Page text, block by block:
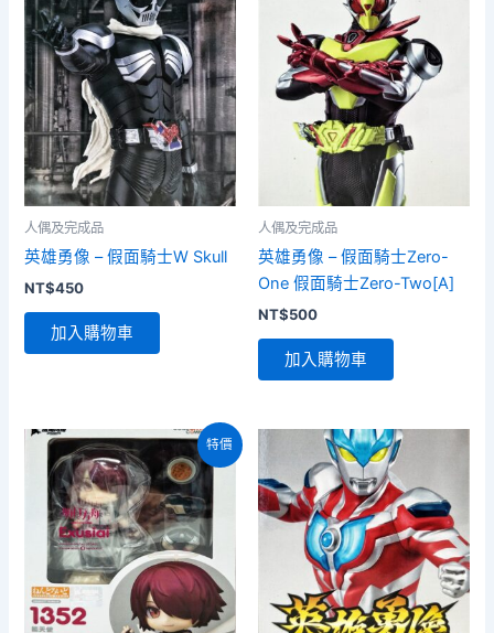
人偶及完成品
英雄勇像 – 假面騎士W Skull
NT$450
加入購物車
人偶及完成品
英雄勇像 – 假面騎士Zero-
One 假面騎士Zero-Two[A]
NT$500
加入購物車
特價